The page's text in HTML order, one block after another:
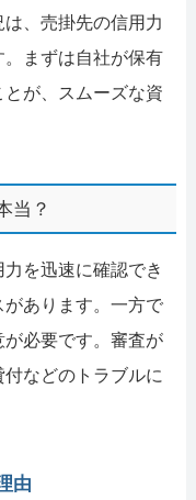
、売掛先の信用力
まずは自社が保有
が、スムーズな資
当？
を迅速に確認でき
あります。一方で
が必要です。審査が
などのトラブルに
由